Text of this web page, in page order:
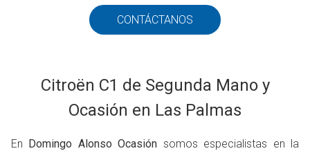
CONTÁCTANOS
Citroën C1 de Segunda Mano y
Ocasión en Las Palmas
En Domingo Alonso Ocasión somos especialistas en la